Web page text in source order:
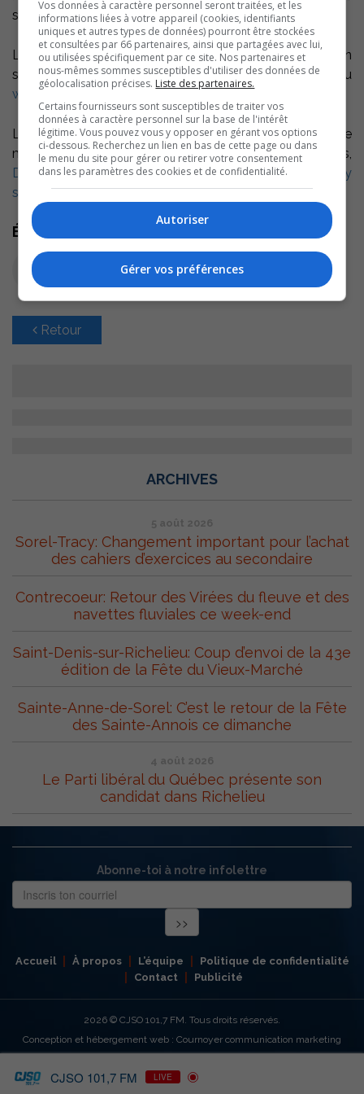
sur internet.
Le formulaire d’inscription et une vidéo de présentation
sont en ligne sur le site internet du concours, au
www.lameilleurejob.ca
L’équipe de Salut, Bonjour!, de TVA étaient sur place ce
matin pour des entrevues. Le porte-parole du concours,
Dominic Arpin nous explique le concours et les prix qui y
sont associés.
Écoutez l'extrait audio
Retour
ARCHIVES
5 août 2026
Sorel-Tracy: Changement important pour l’achat
des cahiers d’exercices au secondaire
Contrecoeur: Retour des Virées du fleuve et des
navettes fluviales ce week-end
Saint-Denis-sur-Richelieu: Coup d’envoi de la 43e
édition de la Fête du Vieux-Marché
Sainte-Anne-de-Sorel: C’est le retour de la Fête
des Sainte-Annois ce dimanche
4 août 2026
Le Parti libéral du Québec présente son
candidat dans Richelieu
Abonne-toi à notre infolettre
Accueil À propos L’équipe
Politique de confidentialité
Contact
Publicité
2026 © CJSO 101,7 FM. Tous droits réservés.
Conception et hébergement web : Cournoyer communication marketing
CJSO 101,7 FM LIVE
Vos données à caractère personnel seront traitées, et les
informations liées à votre appareil (cookies, identifiants
uniques et autres types de données) pourront être stockées
et consultées par 66 partenaires, ainsi que partagées avec lui,
ou utilisées spécifiquement par ce site. Nos partenaires et
nous-mêmes sommes susceptibles d'utiliser des données de
géolocalisation précises. Liste des partenaires.
Certains fournisseurs sont susceptibles de traiter vos
données à caractère personnel sur la base de l'intérêt
légitime. Vous pouvez vous y opposer en gérant vos options
ci-dessous. Recherchez un lien en bas de cette page ou dans
le menu du site pour gérer ou retirer votre consentement
dans les paramètres des cookies et de confidentialité.
Autoriser
Gérer vos préférences